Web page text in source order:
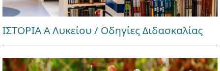
ΙΣΤΟΡΙΑ Α Λυκείου / Οδηγίες Διδασκαλίας